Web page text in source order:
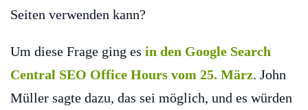
Seiten verwenden kann?
Um diese Frage ging es in den Google Search
Central SEO Office Hours vom 25. März. John
Müller sagte dazu, das sei möglich, und es würden